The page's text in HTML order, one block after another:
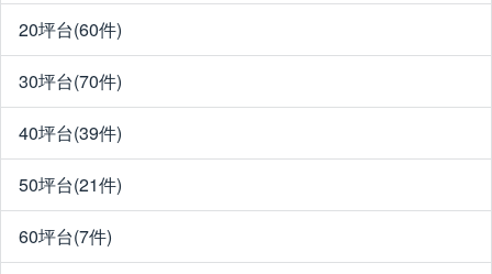
20坪台(60件)
30坪台(70件)
40坪台(39件)
50坪台(21件)
60坪台(7件)